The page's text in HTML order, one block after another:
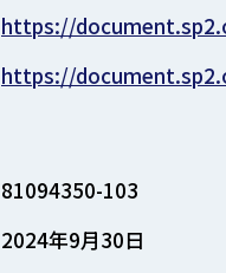
https://
https://
81094350-103
2024年9月30日